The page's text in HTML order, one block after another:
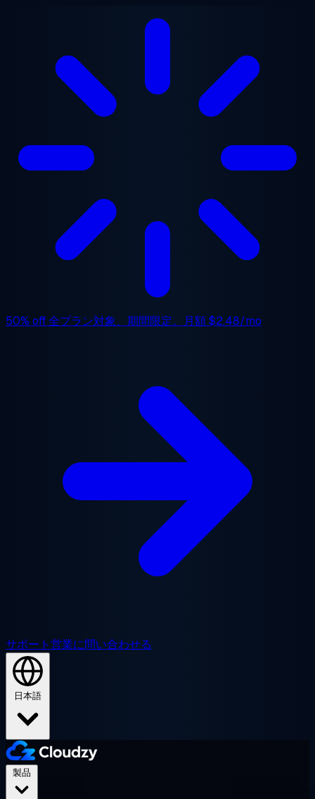
50% off全プラン対象、期間限定。月額$2.48/mo
サポート営業に問い合わせる
日本語